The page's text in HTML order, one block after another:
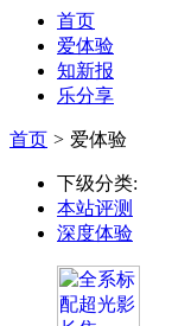
首页
爱体验
知新报
乐分享
首页 > 爱体验
下级分类:
本站评测
深度体验